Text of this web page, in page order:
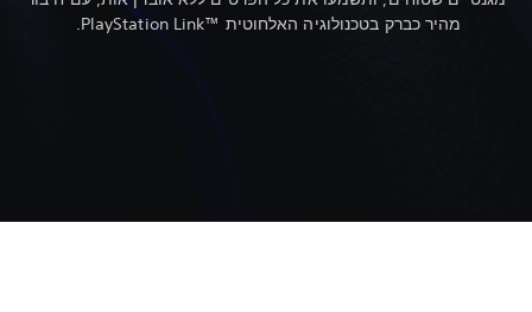
מהיר כברק בטכנולוגיה האלחוטית PlayStation Link™‎.